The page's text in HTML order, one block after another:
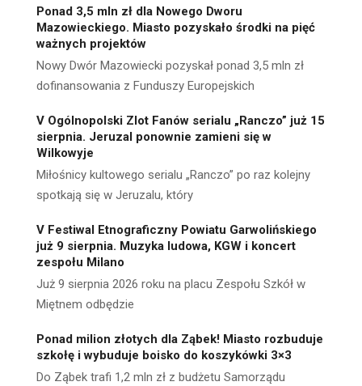
Ponad 3,5 mln zł dla Nowego Dworu
Mazowieckiego. Miasto pozyskało środki na pięć
ważnych projektów
Nowy Dwór Mazowiecki pozyskał ponad 3,5 mln zł
dofinansowania z Funduszy Europejskich
V Ogólnopolski Zlot Fanów serialu „Ranczo” już 15
sierpnia. Jeruzal ponownie zamieni się w
Wilkowyje
Miłośnicy kultowego serialu „Ranczo” po raz kolejny
spotkają się w Jeruzalu, który
V Festiwal Etnograficzny Powiatu Garwolińskiego
już 9 sierpnia. Muzyka ludowa, KGW i koncert
zespołu Milano
Już 9 sierpnia 2026 roku na placu Zespołu Szkół w
Miętnem odbędzie
Ponad milion złotych dla Ząbek! Miasto rozbuduje
szkołę i wybuduje boisko do koszykówki 3×3
Do Ząbek trafi 1,2 mln zł z budżetu Samorządu